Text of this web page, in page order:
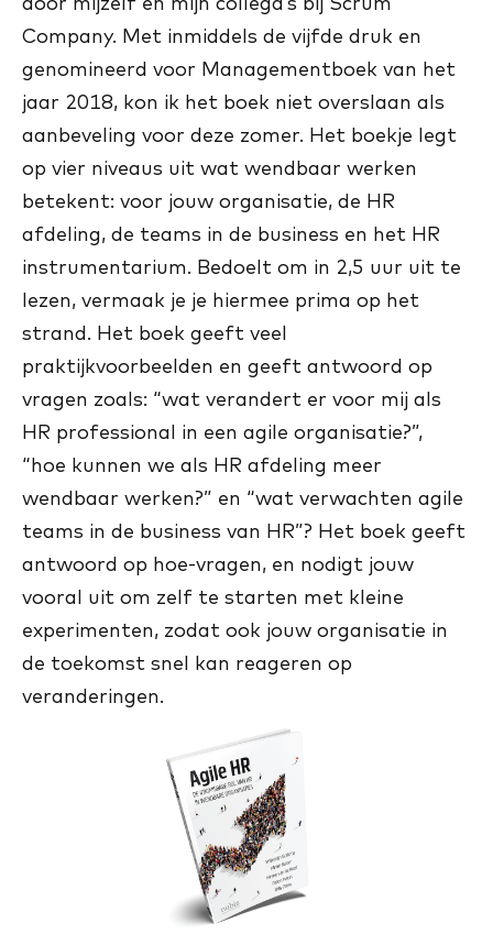
Company. Met inmiddels de vijfde druk en
genomineerd voor Managementboek van het
jaar 2018, kon ik het boek niet overslaan als
aanbeveling voor deze zomer. Het boekje legt
op vier niveaus uit wat wendbaar werken
betekent: voor jouw organisatie, de HR
afdeling, de teams in de business en het HR
instrumentarium. Bedoelt om in 2,5 uur uit te
lezen, vermaak je je hiermee prima op het
strand. Het boek geeft veel
praktijkvoorbeelden en geeft antwoord op
vragen zoals: “wat verandert er voor mij als
HR professional in een agile organisatie?”,
“hoe kunnen we als HR afdeling meer
wendbaar werken?” en “wat verwachten agile
teams in de business van HR”? Het boek geeft
antwoord op hoe-vragen, en nodigt jouw
vooral uit om zelf te starten met kleine
experimenten, zodat ook jouw organisatie in
de toekomst snel kan reageren op
veranderingen.